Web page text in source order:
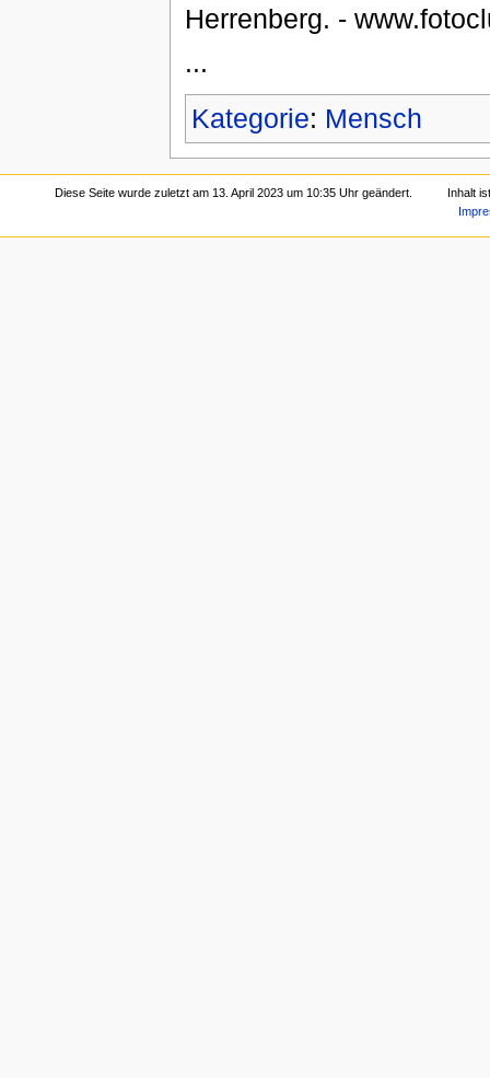
Herrenberg. -
...
Kategorie: Mensch
Diese Seite wurde zuletzt am 13. April 2023 um 10:35 Uhr geändert.
Inhalt